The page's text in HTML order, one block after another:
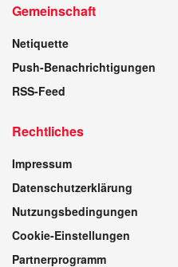
Gemeinschaft
Netiquette
Push-Benachrichtigungen
RSS-Feed
Rechtliches
Impressum
Datenschutzerklärung
Nutzungsbedingungen
Cookie-Einstellungen
Partnerprogramm